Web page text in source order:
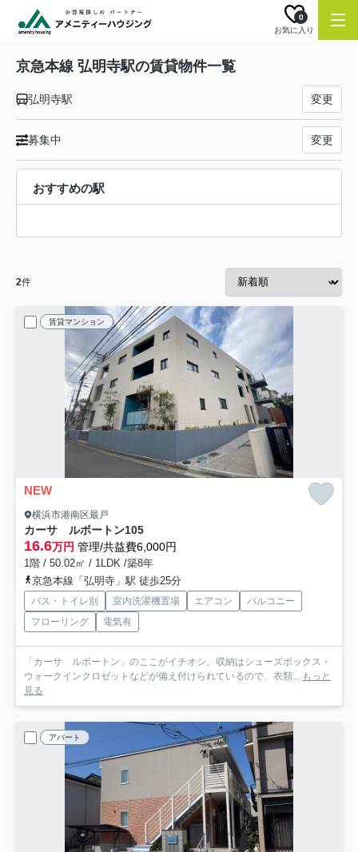
お気に入り
0
京急本線 弘明寺駅の賃貸物件一覧
弘明寺駅 変更
募集中 変更
おすすめの駅
2件
賃貸マンション
NEW
横浜市港南区最戸
カーサ ルボートン105
16.6万円 管理/共益費6,000円
1階 / 50.02㎡ / 1LDK /築8年
京急本線「弘明寺」駅 徒歩25分
バス・トイレ別 室内洗濯機置場 エアコン
バルコニー
フローリング
電気有
「カーサ ルボートン」のここがイチオシ。収納はシューズボックス・
ウォークインクロゼットなどが備え付けられているので、衣類... もっと
見る
アパート